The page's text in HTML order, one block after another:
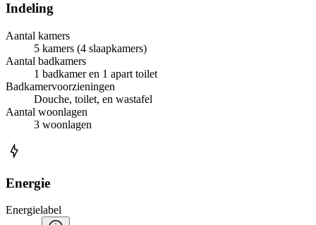
Indeling
Aantal kamers
5 kamers (4 slaapkamers)
Aantal badkamers
1 badkamer en 1 apart toilet
Badkamervoorzieningen
Douche, toilet, en wastafel
Aantal woonlagen
3 woonlagen
Energie
Energielabel